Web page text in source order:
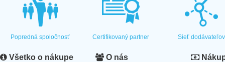
Popredná spoločnosť Certifikovaný partner Sieť dodávateľov
Všetko o nákupe O nás